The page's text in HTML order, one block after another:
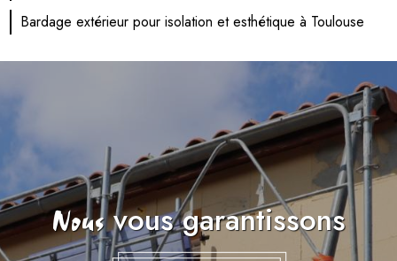
Bardage extérieur pour isolation et esthétique à Toulouse
Nousvous garantissons